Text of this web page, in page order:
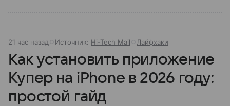
21 час назад Источник: Hi-Tech Mail Лайфхаки
Как установить приложение
Купер на iPhone в 2026 году:
простой гайд